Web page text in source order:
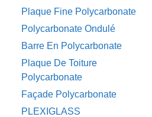
Plaque Fine Polycarbonate
Polycarbonate Ondulé
Barre En Polycarbonate
Plaque De Toiture
Polycarbonate
Façade Polycarbonate
PLEXIGLASS